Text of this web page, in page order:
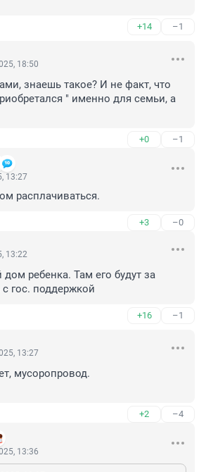
+14 –1
18:50
знаешь такое? И не факт, что
" именно для семьи, а
+0 –1
13:27
расплачиваться.
+3 –0
13:22
дом ребенка. Там его будут за
с гос. поддержкой
+16 –1
13:27
мусоропровод.
+2 –4
13:36